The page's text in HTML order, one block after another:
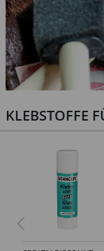
KLEBSTOFFE